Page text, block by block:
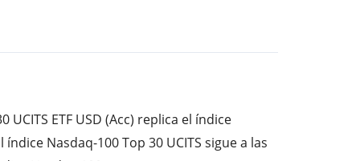
UCITS ETF USD (Acc) replica el índice
índice Nasdaq-100 Top 30 UCITS sigue a las